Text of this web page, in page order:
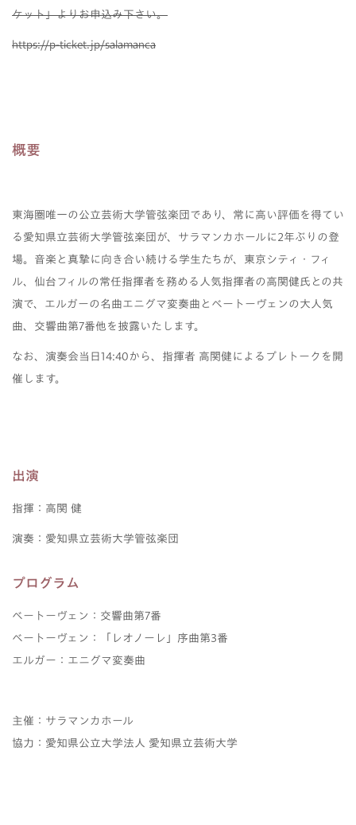
ケット」よりお申込み下さい。
https://p-ticket.jp/salamanca
概要
東海圏唯一の公立芸術大学管弦楽団であり、常に高い評価を得てい
る愛知県立芸術大学管弦楽団が、サラマンカホールに2年ぶりの登
場。音楽と真摯に向き合い続ける学生たちが、東京シティ・フィ
ル、仙台フィルの常任指揮者を務める人気指揮者の高関健氏との共
演で、エルガーの名曲エニグマ変奏曲とベートーヴェンの大人気
曲、交響曲第7番他を披露いたします。
なお、演奏会当日14:40から、指揮者 高関健によるプレトークを開
催します。
出演
指揮：高関 健
演奏：愛知県立芸術大学管弦楽団
プログラム
ベートーヴェン：交響曲第7番
ベートーヴェン：「レオノーレ」序曲第3番
エルガー：エニグマ変奏曲
主催：サラマンカホール
協力：愛知県公立大学法人 愛知県立芸術大学